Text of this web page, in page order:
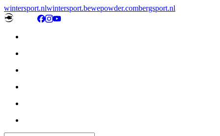
wintersport.nlwintersport.bewepowder.combergsport.nl